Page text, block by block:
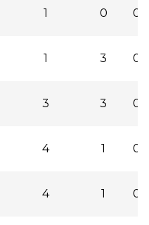
1 0
1 3
3 3
4 1
4 1